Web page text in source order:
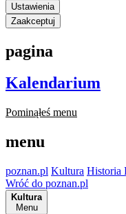
Ustawienia
Zaakceptuj
pagina
Kalendarium
Pominąłeś menu
menu
poznan.pl Kultura Historia
Wróć do poznan.pl
Kultura
Menu